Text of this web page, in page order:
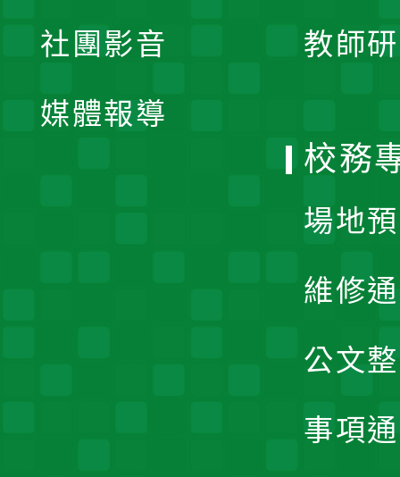
教師
社團影音
媒體報導
校務
場地
維修
公文
事項